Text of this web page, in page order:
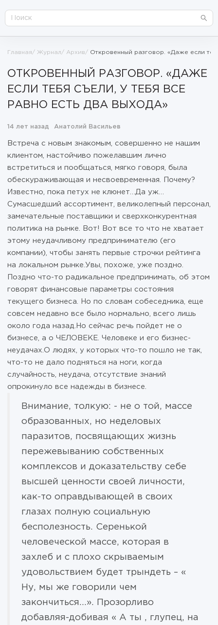
Главная Журнал Архив Откровенный разговор. «Даже если
ОТКРОВЕННЫЙ РАЗГОВОР. «ДАЖЕ
ЕСЛИ ТЕБЯ СЪЕЛИ, У ТЕБЯ ВСЕ
РАВНО ЕСТЬ ДВА ВЫХОДА»
14 лет назад Анатолий Васильев
Встреча с новым знакомым, совершенно не нашим
клиентом, настойчиво пожелавшим лично
встретиться и пообщаться, мягко говоря, была
обескураживающая и несвоевременная. Почему?
Известно, пока петух не клюнет…Да уж…
Сумасшедший ассортимент, великолепный персонал,
замечательные поставщики и сверхконкурентная
политика на рынке. Вот! Вот все то что не хватает
этому неудачливому предпринимателю (его
компании), чтобы занять первые строчки рейтинга
на локальном рынке.Увы, похоже, уже поздно.
Поздно что-то радикальное предпринимать, об этом
говорят финансовые параметры состояния
текущего бизнеса. Но по словам собеседника, еще
совсем недавно все было нормально, всего лишь
около года назад.Но сейчас речь пойдет не о
бизнесе, а о ЧЕЛОВЕКЕ. Человеке и его бизнес-
неудачах.О людях, у которых что-то пошло не так,
что-то не дало подняться на ноги, когда
случайность, неудача, отсутствие знаний
опрокинуло все надежды в бизнесе.
Внимание, толкую: - не о той, массе
образованных, но неделовых
паразитов, посвящающих жизнь
пережевыванию собственных
комплексов и доказательству себе
высшей ценности своей личности,
как-то оправдывающей в своих
глазах полную социальную
бесполезность. Серенькой
человеческой массе, которая в
захлеб и с плохо скрываемым
удовольствием будет трындеть – «
Ну, мы же говорили чем
закончиться…». Прозорливо
добавляя-добивая « А ты , глупец, на